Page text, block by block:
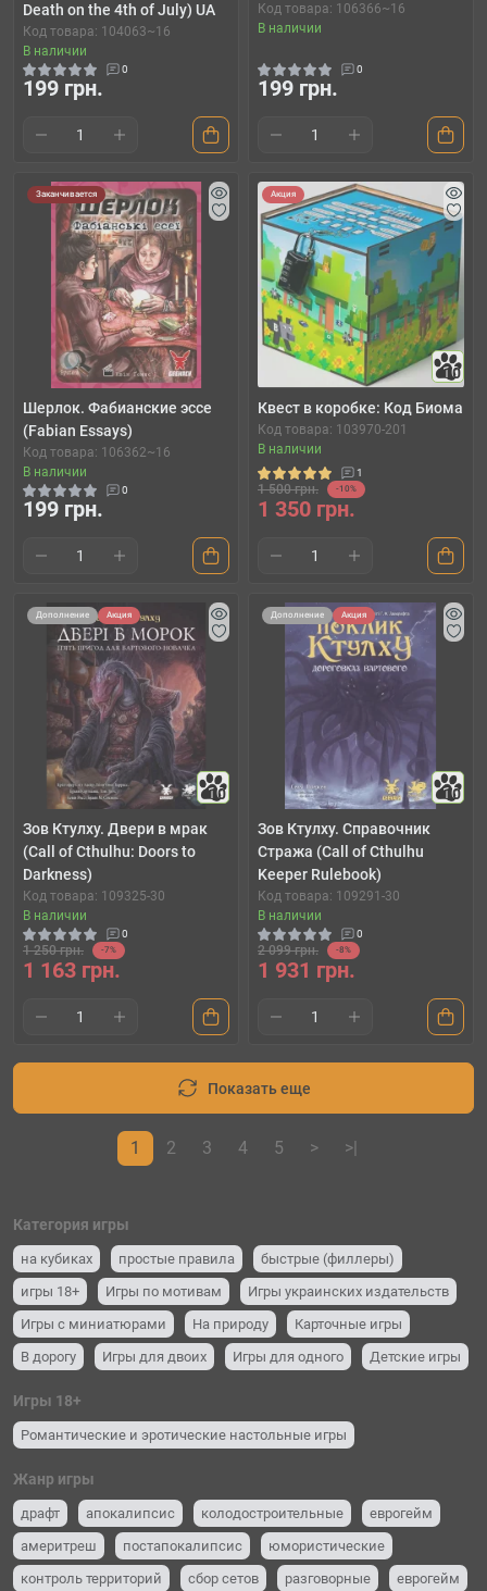
Death on the 4th of July) UA
Код товара: 104063~16
В наличии
0
199 грн.
Код товара: 106366~16
В наличии
0
199 грн.
Заканчивается
Шерлок. Фабианские эссе
(Fabian Essays)
Код товара: 106362~16
В наличии
0
199 грн.
Акция
10
Квест в коробке: Код Биома
Код товара: 103970-201
В наличии
1
1 500 грн. -10%
1 350 грн.
Дополнение Акция
10
Зов Ктулху. Двери в мрак
(Call of Cthulhu: Doors to
Darkness)
Код товара: 109325-30
В наличии
0
1 250 грн. -7%
1 163 грн.
Дополнение Акция
10
Зов Ктулху. Справочник
Стража (Call of Cthulhu
Keeper Rulebook)
Код товара: 109291-30
В наличии
0
2 099 грн. -8%
1 931 грн.
Показать еще
1 2 3 4 5 > >|
Категория игры
на кубиках простые правила
быстрые (филлеры)
игры 18+
Игры по мотивам
Игры украинских издательств
Игры с миниатюрами
На природу
Карточные игры
В дорогу
Игры для двоих Игры для одного
Детские игры
Игры 18+
Романтические и эротические настольные игры
Жанр игры
драфт апокалипсис колодостроительные
еврогейм
америтреш
постапокалипсис
юмористические
контроль территорий
сбор сетов разговорные еврогейм